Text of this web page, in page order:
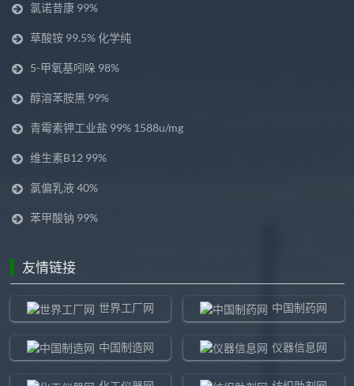
氯诺昔康 99%
草酸铵 99.5% 化学纯
5-甲氧基吲哚 98%
醇溶苯胺黑 99%
青霉素钾工业盐 99% 1588u/mg
维生素B12 99%
氯偏乳液 40%
苯甲酸钠 99%
友情链接
世界工厂网 中国制药网
中国制造网 仪器信息网